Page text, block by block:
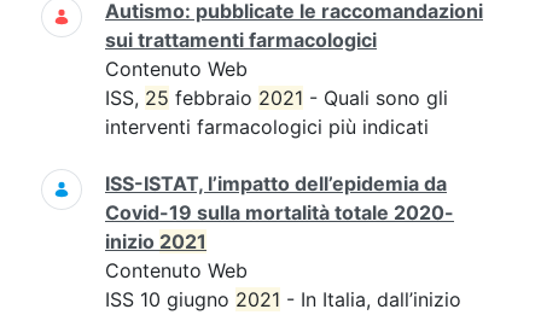
Autismo: pubblicate le raccomandazioni
sui trattamenti farmacologici
Contenuto Web
ISS, 25 febbraio 2021 - Quali sono gli
interventi farmacologici più indicati
ISS-ISTAT, l’impatto dell’epidemia da
Covid-19 sulla mortalità totale 2020-
inizio 2021
Contenuto Web
ISS 10 giugno 2021 - In Italia, dall’inizio